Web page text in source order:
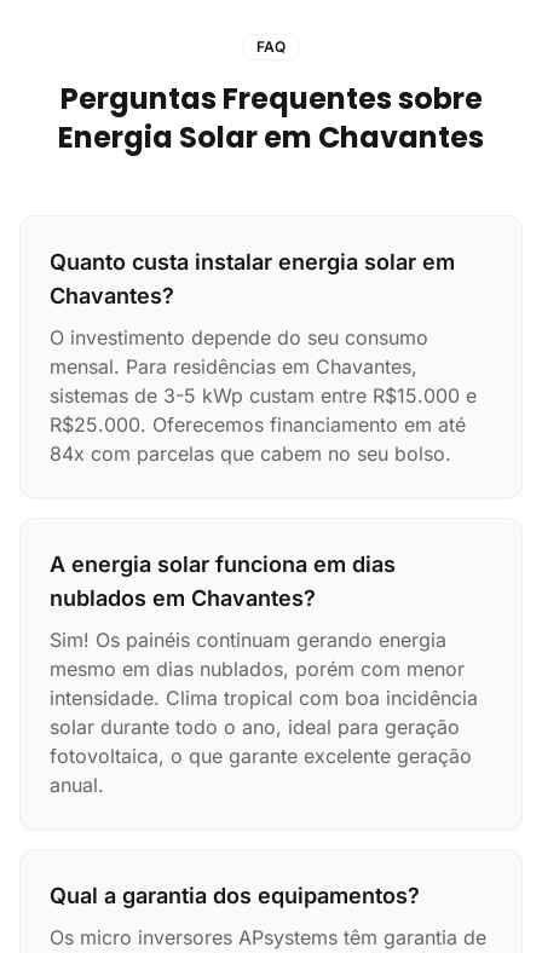
FAQ
Perguntas Frequentes sobre
Energia Solar em Chavantes
Quanto custa instalar energia solar em
Chavantes?
O investimento depende do seu consumo
mensal. Para residências em Chavantes,
sistemas de 3-5 kWp custam entre R$15.000 e
R$25.000. Oferecemos financiamento em até
84x com parcelas que cabem no seu bolso.
A energia solar funciona em dias
nublados em Chavantes?
Sim! Os painéis continuam gerando energia
mesmo em dias nublados, porém com menor
intensidade. Clima tropical com boa incidência
solar durante todo o ano, ideal para geração
fotovoltaica, o que garante excelente geração
anual.
Qual a garantia dos equipamentos?
Os micro inversores APsystems têm garantia de